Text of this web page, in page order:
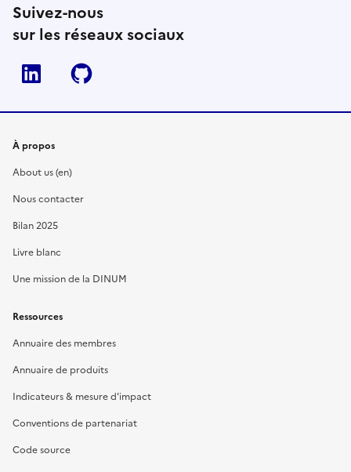
Suivez-nous
sur les réseaux sociaux
Linkedin
À propos
About us (en)
Nous contacter
Bilan 2025
Livre blanc
Une mission de la DINUM
Ressources
Annuaire des membres
Annuaire de produits
Indicateurs & mesure d'impact
Conventions de partenariat
Code source